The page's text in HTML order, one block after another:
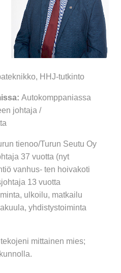
HHJ-tutkinto
Autokomppaniassa
johtaja /
tienoo/Turun Seutu Oy
37 vuotta (nyt
vanhus- ten hoivakoti
13 vuotta
ulkoilu, matkailu
yhdistystoiminta
mittainen mies;